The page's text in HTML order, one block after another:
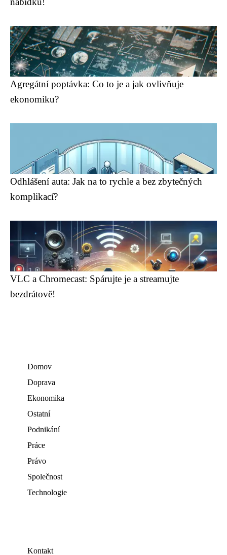
Agregátní poptávka: Co to je a jak ovlivňuje
ekonomiku?
Odhlášení auta: Jak na to rychle a bez zbytečných
komplikací?
VLC a Chromecast: Spárujte je a streamujte
bezdrátově!
Domov
Doprava
Ekonomika
Ostatní
Podnikání
Práce
Právo
Společnost
Technologie
Kontakt